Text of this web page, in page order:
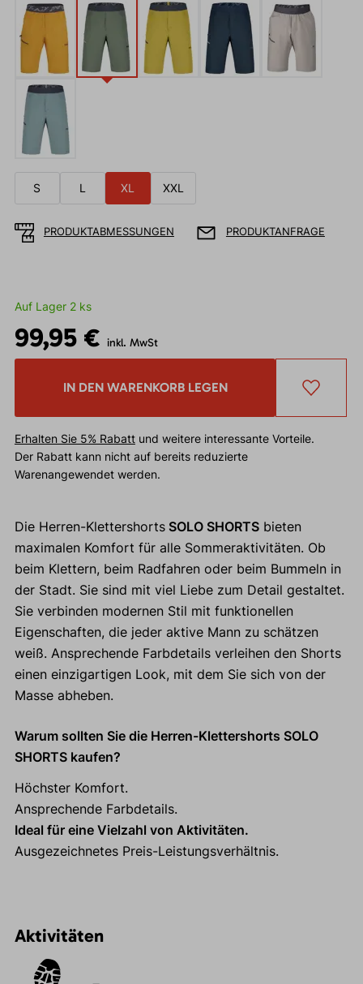
S L XL XXL
PRODUKTABMESSUNGEN PRODUKTANFRAGE
Auf Lager 2 ks
99,95 € inkl. MwSt
IN DEN WARENKORB LEGEN
Erhalten Sie 5% Rabattund weitere interessante Vorteile.
Der Rabatt kann nicht auf bereits reduzierte
Warenangewendet werden.
Die Herren-KlettershortsSOLO SHORTSbieten
maximalen Komfort für alle Sommeraktivitäten. Ob
beim Klettern, beim Radfahren oder beim Bummeln in
der Stadt. Sie sind mit viel Liebe zum Detail gestaltet.
Sie verbinden modernen Stil mit funktionellen
Eigenschaften, die jeder aktive Mann zu schätzen
weiß. Ansprechende Farbdetails verleihen den Shorts
einen einzigartigen Look, mit dem Sie sich von der
Masse abheben.
Warum sollten Sie die Herren-Klettershorts SOLO
SHORTS kaufen?
Höchster Komfort.
Ansprechende Farbdetails.
Ideal für eine Vielzahl von Aktivitäten.
Ausgezeichnetes Preis-Leistungsverhältnis.
Aktivitäten